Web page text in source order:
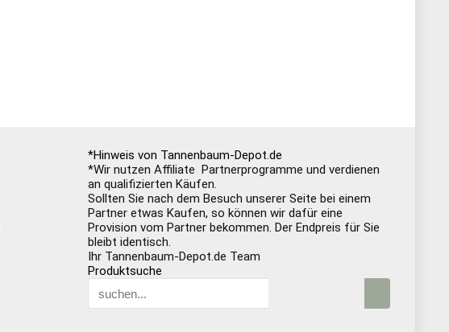
*Hinweis von Tannenbaum-Depot.de
*Wir nutzen Affiliate Partnerprogramme und verdienen
an qualifizierten Käufen.
Sollten Sie nach dem Besuch unserer Seite bei einem
Partner etwas Kaufen, so können wir dafür eine
Provision vom Partner bekommen. Der Endpreis für Sie
bleibt identisch.
Ihr Tannenbaum-Depot.de Team
Produktsuche